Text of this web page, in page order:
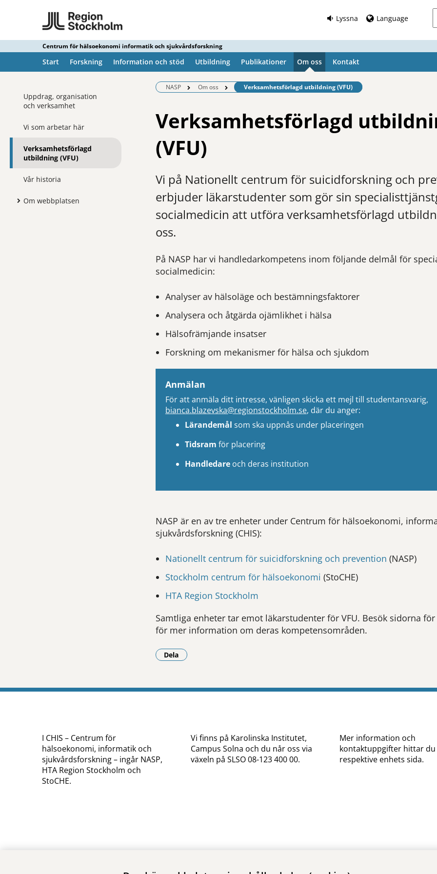
Lyssna Language
Centrum för hälsoekonomi informatik och sjukvårdsforskning
Start Forskning Information och stöd Utbildning Publikationer Om oss Kontakt
Uppdrag, organisation
och verksamhet
Vi som arbetar här
Verksamhetsförlagd
utbildning (VFU)
Vår historia
Om webbplatsen
NASP Om oss Befintlig sida:
Verksamhetsförlagd utbildning (VFU)
Verksamhetsförlagd
(VFU)
Vi på Nationellt centrum för suicidforskning och
erbjuder läkarstudenter som gör sin
socialmedicin att utföra verksamhetsförlagd
oss.
På NASP har vi handledarkompetens inom följande delmål för
socialmedicin:
Analyser av hälsoläge och bestämningsfaktorer
Analysera och åtgärda ojämlikhet i hälsa
Hälsofrämjande insatser
Forskning om mekanismer för hälsa och sjukdom
Anmälan
För att anmäla ditt intresse, vänligen skicka ett mejl till studentansvarig,
bianca.blazevska@regionstockholm.se, där du anger:
Lärandemål som ska uppnås under placeringen
Tidsram för placering
Handledareoch deras institution
NASP är en av tre enheter under Centrum för hälsoekonomi,
sjukvårdsforskning (CHIS):
Nationellt centrum för suicidforskning och prevention (NASP)
Stockholm centrum för hälsoekonomi (StoCHE)
HTA Region Stockholm
Samtliga enheter tar emot läkarstudenter för VFU. Besök sidorna
för mer information om deras kompetensområden.
Dela
- Klicka för att öppna delningsalternativ.
I CHIS – Centrum för
hälsoekonomi, informatik och
sjukvårdsforskning – ingår NASP,
HTA Region Stockholm och
StoCHE.
Vi finns på Karolinska Institutet,
Campus Solna och du når oss via
växeln på SLSO 08-123 400 00.
Mer information och
kontaktuppgifter hittar du
respektive enhets sida.